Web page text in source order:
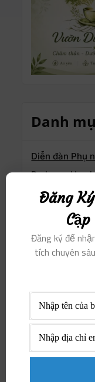
Danh
Diễn đàn Phụ
Du học – Học
Góc Thất bại
Học hành &
Hướng nghiệp
Người truyền
Phụ nữ khởi
Sống Thiện &
Sức khỏe &
Thịnh hành
Đăng
Đăng ký để
tích chuyên